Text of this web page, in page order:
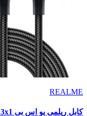
REALME